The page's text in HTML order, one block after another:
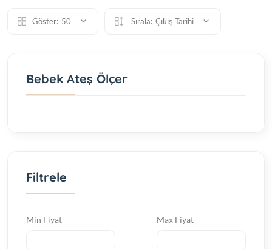
Göster: 50 Sırala: Çıkış Tarihi
Bebek Ateş Ölçer
Filtrele
Min Fiyat Max Fiyat